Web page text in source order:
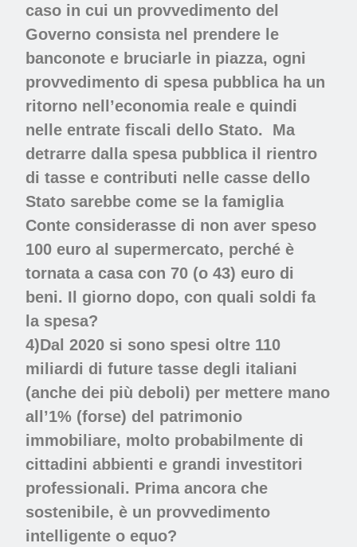
caso in cui un provvedimento del
Governo consista nel prendere le
banconote e bruciarle in piazza, ogni
provvedimento di spesa pubblica ha un
ritorno nell’economia reale e quindi
nelle entrate fiscali dello Stato.
Ma
detrarre dalla spesa pubblica il rientro
di tasse e contributi nelle casse dello
Stato sarebbe come se la famiglia
Conte considerasse di non aver speso
100 euro al supermercato, perché è
tornata a casa con 70 (o 43) euro di
beni. Il giorno dopo, con quali soldi fa
la spesa?
4)Dal 2020 si sono spesi oltre 110
miliardi di future tasse degli italiani
(anche dei più deboli) per mettere mano
all’1% (forse) del patrimonio
immobiliare, molto probabilmente di
cittadini abbienti e grandi investitori
professionali. Prima ancora che
sostenibile, è un provvedimento
intelligente o equo?